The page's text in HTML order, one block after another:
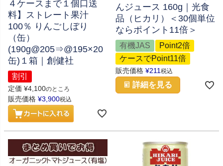
４ケースまで１個口送
料】ストレート果汁
100％ りんごしぼり
（缶）
(190g@205⇒@195×20
缶)１箱｜創健社
割引
定価 ¥4,100のところ
販売価格 ¥3,900税込
んジュース 160g｜光食
品（ヒカリ）＜30個単位
ならポイント11倍＞
有機JAS
Point2倍
ケースでPoint11倍
販売価格 ¥211 税込
詳細を見る